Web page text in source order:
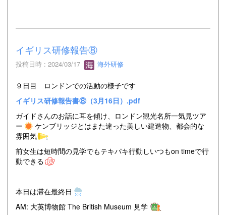
イギリス研修報告⑧
投稿日時 : 2024/03/17 海外研修
９日目 ロンドンでの活動の様子です
イギリス研修報告書⑧（3月16日）.pdf
ガイドさんのお話に耳を傾け、ロンドン観光名所一気見ツア
ー
ケンブリッジとはまた違った美しい建造物、都会的な
雰囲気
前女生は短時間の見学でもテキパキ行動しいつもon timeで行
動できる
本日は滞在最終日
AM: 大英博物館 The British Museum 見学